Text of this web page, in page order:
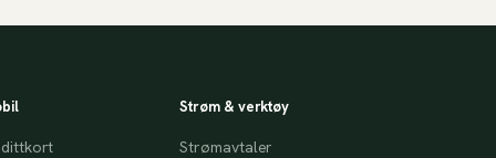
Strøm & verktøy
Strømavtaler